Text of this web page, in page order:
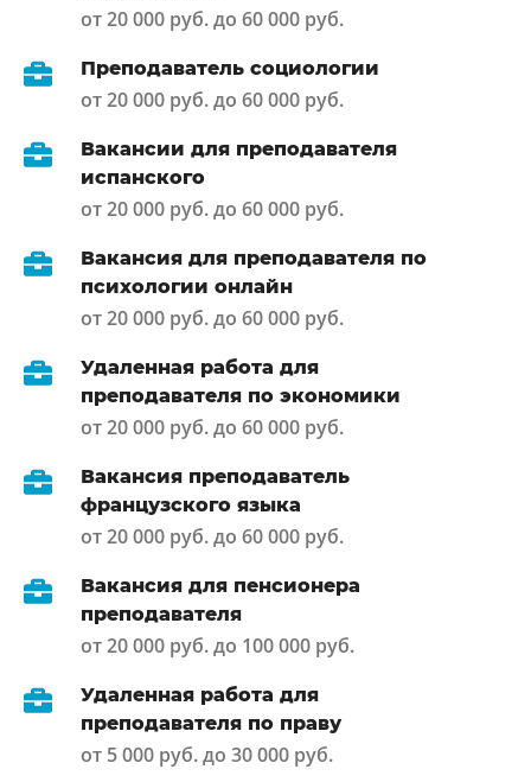
от 20 000 руб. до 60 000 руб.
Преподаватель социологии
от 20 000 руб. до 60 000 руб.
Вакансии для преподавателя
испанского
от 20 000 руб. до 60 000 руб.
Вакансия для преподавателя по
психологии онлайн
от 20 000 руб. до 60 000 руб.
Удаленная работа для
преподавателя по экономики
от 20 000 руб. до 60 000 руб.
Вакансия преподаватель
французского языка
от 20 000 руб. до 60 000 руб.
Вакансия для пенсионера
преподавателя
от 20 000 руб. до 100 000 руб.
Удаленная работа для
преподавателя по праву
от 5 000 руб. до 30 000 руб.